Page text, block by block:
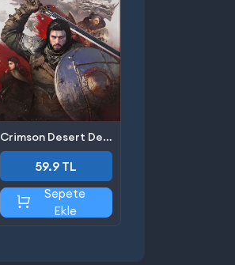
Crimson Desert Deluxe Edition
59.9 TL
Sepete
Ekle